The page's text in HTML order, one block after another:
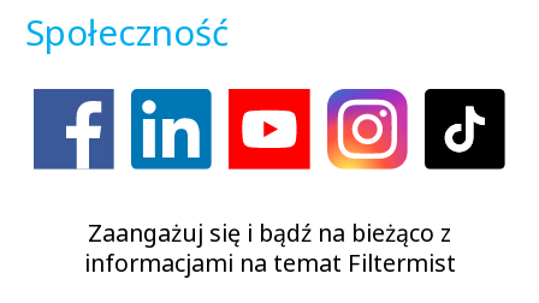
Społeczność
Zaangażuj się i bądź na bieżąco z
informacjami na temat Filtermist